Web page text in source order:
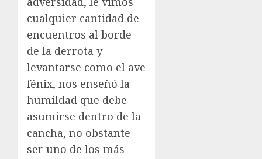
cualquier cantidad de
encuentros al borde
de la derrota y
levantarse como el ave
fénix, nos enseñó la
humildad que debe
asumirse dentro de la
cancha, no obstante
ser uno de los más